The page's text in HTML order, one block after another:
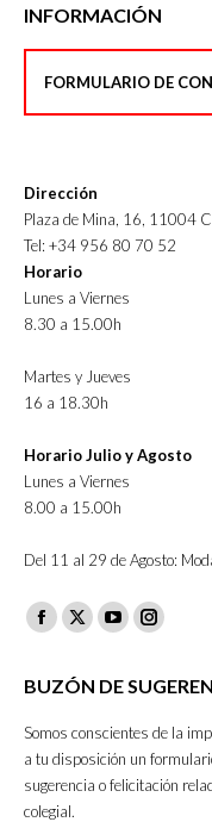
INFORMACIÓN
FORMULARIO DE
Dirección
Plaza de Mina, 16, 11004
Tel: +34 956 80 70 52
Horario
Lunes a Viernes
8.30 a 15.00h
Martes y Jueves
16 a 18.30h
Horario Julio y Agosto
Lunes a Viernes
8.00 a 15.00h
Del 11 al 29 de Agosto:
Facebook
opens
new
window
X
opens
new
window
YouTube
opens
new
window
Instagram
opens
in
new
window
BUZÓN DE
Somos conscientes de la
a tu disposición un
sugerencia o felicitación
colegial.